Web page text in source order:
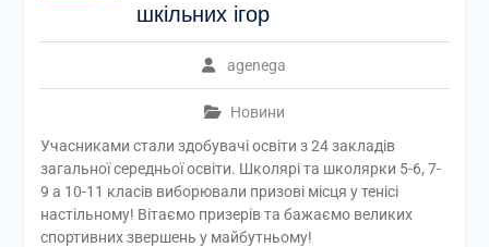
шкільних ігор
agenega
Новини
Учасниками стали здобувачі освіти з 24 закладів
загальної середньої освіти. Школярі та школярки 5-6, 7-
9 а 10-11 класів виборювали призові місця у тенісі
настільному! Вітаємо призерів та бажаємо великих
спортивних звершень у майбутньому!